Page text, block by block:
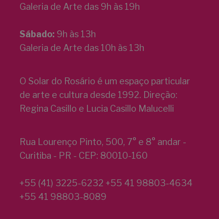
Galeria de Arte das 9h às 19h
Sábado: 9h às 13h
Galeria de Arte das 10h às 13h
O Solar do Rosário é um espaço particular
de arte e cultura desde 1992. Direção:
Regina Casillo e Lucia Casillo Malucelli
Rua Lourenço Pinto, 500, 7° e 8° andar -
Curitiba - PR - CEP: 80010-160
+55 (41) 3225-6232 +55 41 98803-4634
+55 41 98803-8089